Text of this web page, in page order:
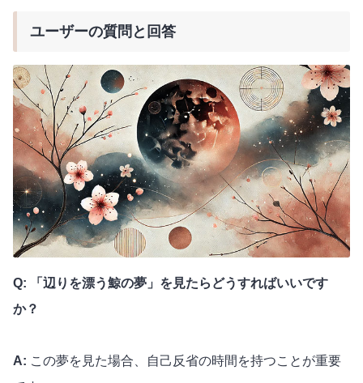
ユーザーの質問と回答
Q: 「辺りを漂う鯨の夢」を見たらどうすればいいです
か？
A: この夢を見た場合、自己反省の時間を持つことが重要